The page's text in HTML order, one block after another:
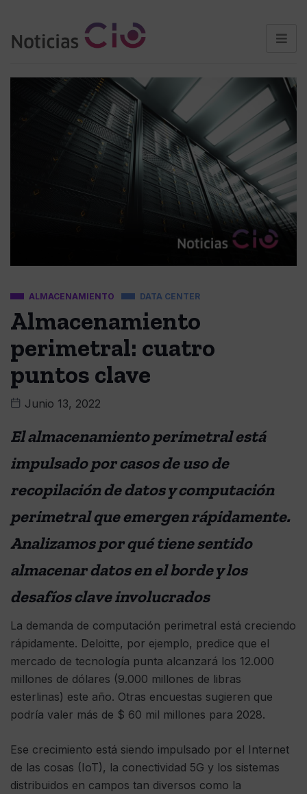
ALMACENAMIENTO DATA CENTER
Almacenamiento
perimetral: cuatro
puntos clave
Junio 13, 2022
El almacenamiento perimetral está
impulsado por casos de uso de
recopilación de datos y computación
perimetral que emergen rápidamente.
Analizamos por qué tiene sentido
almacenar datos en el borde y los
desafíos clave involucrados
La demanda de computación perimetral está creciendo
rápidamente. Deloitte, por ejemplo, predice que el
mercado de tecnología punta alcanzará los 12.000
millones de dólares (9.000 millones de libras
esterlinas) este año. Otras encuestas sugieren que
podría valer más de $ 60 mil millones para 2028.
Ese crecimiento está siendo impulsado por el Internet
de las cosas (IoT), la conectividad 5G y los sistemas
distribuidos en campos tan diversos como la